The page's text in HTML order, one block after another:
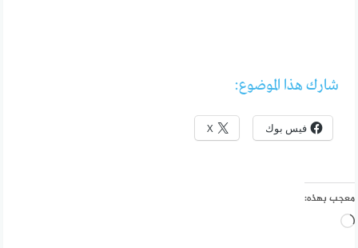
شارك هذا الموضوع:
فيس بوك X
معجب بهذه:
جاري